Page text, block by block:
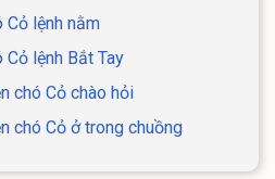
Cỏ lệnh nằm
Cỏ lệnh Bắt Tay
chó Cỏ chào hỏi
chó Cỏ ở trong chuồng